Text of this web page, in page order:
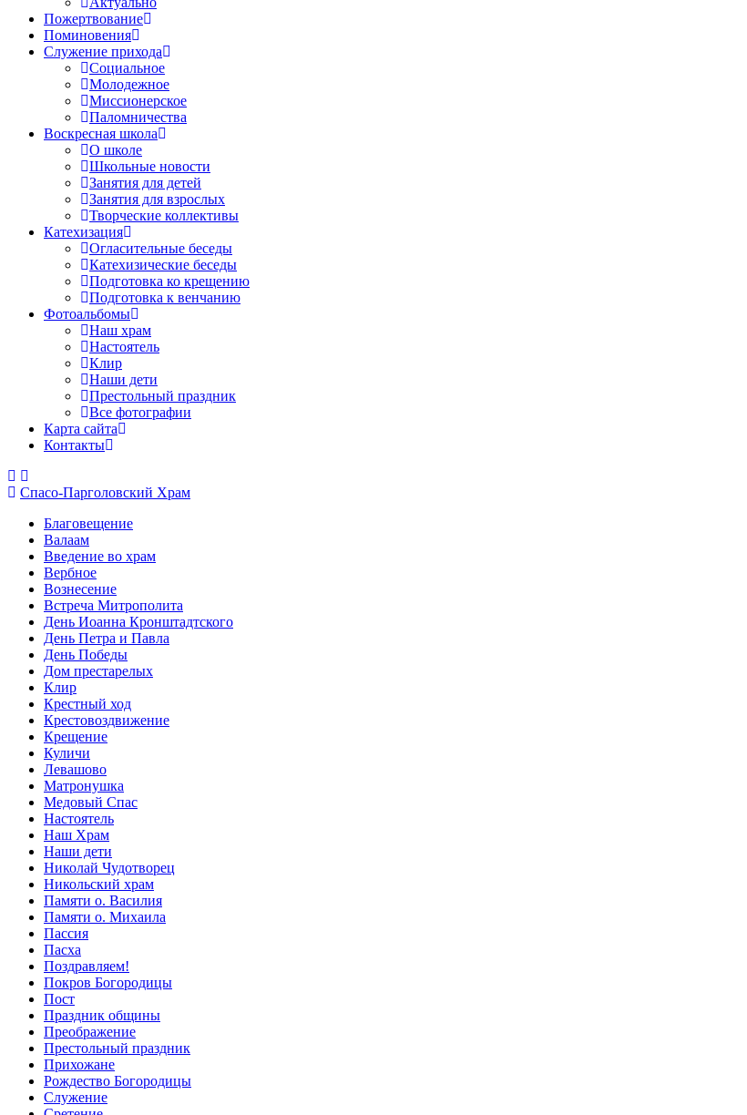
Пожертвование
Поминовения
Служение прихода
Социальное
Молодежное
Миссионерское
Паломничества
Воскресная школа
О школе
Школьные новости
Занятия для детей
Занятия для взрослых
Творческие коллективы
Катехизация
Огласительные беседы
Катехизические беседы
Подготовка ко крещению
Подготовка к венчанию
Фотоальбомы
Наш храм
Настоятель
Клир
Наши дети
Престольный праздник
Все фотографии
Карта сайта
Контакты
Спасо-Парголовский Храм
Благовещение
Валаам
Введение во храм
Вербное
Вознесение
Встреча Митрополита
День Иоанна Кронштадтского
День Петра и Павла
День Победы
Дом престарелых
Клир
Крестный ход
Крестовоздвижение
Крещение
Куличи
Левашово
Матронушка
Медовый Спас
Настоятель
Наш Храм
Наши дети
Николай Чудотворец
Никольский храм
Памяти о. Василия
Памяти о. Михаила
Пассия
Пасха
Поздравляем!
Покров Богородицы
Пост
Праздник общины
Преображение
Престольный праздник
Прихожане
Рождество Богородицы
Служение